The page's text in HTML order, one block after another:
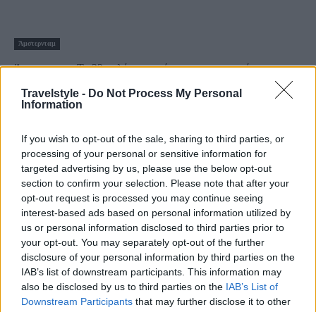
Travelstyle - Do Not Process My Personal
Information
If you wish to opt-out of the sale, sharing to third parties, or
processing of your personal or sensitive information for
targeted advertising by us, please use the below opt-out
section to confirm your selection. Please note that after your
opt-out request is processed you may continue seeing
interest-based ads based on personal information utilized by
us or personal information disclosed to third parties prior to
your opt-out. You may separately opt-out of the further
disclosure of your personal information by third parties on the
IAB’s list of downstream participants. This information may
also be disclosed by us to third parties on the IAB’s List of
Downstream Participants that may further disclose it to other
Άμστερνταμ
Άμστερνταμ: Τα 22 καλύτερα πράγματα που μπορείτε να
7 Ιουνίου 2024, 14:26
κρυφά του μυστικά και κάνοντας...
Αυτό είναι το πιο εντυπωσιακό ξενοδοχείο στο Άμστερνταμ